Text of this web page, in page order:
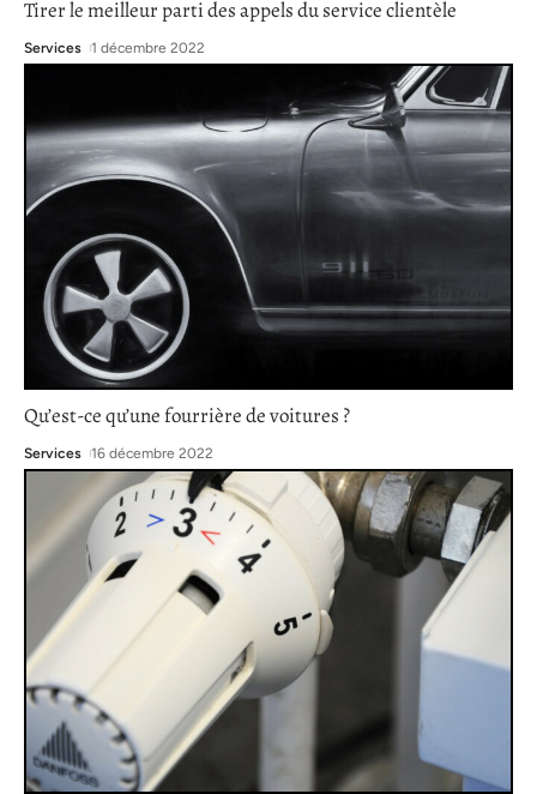
Tirer le meilleur parti des appels du service clientèle
Services 1 décembre 2022
Qu’est-ce qu’une fourrière de voitures ?
Services 16 décembre 2022